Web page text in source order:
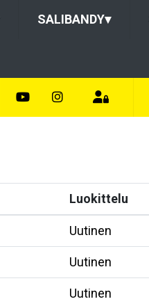
SALIBANDY▾
Luokittelu
Uutinen
Uutinen
Uutinen